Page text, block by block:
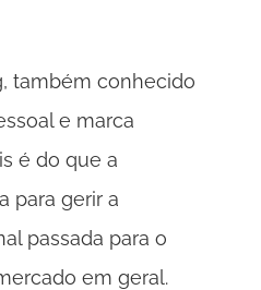
também conhecido
e marca
é do que a
para gerir a
passada para o
em geral.